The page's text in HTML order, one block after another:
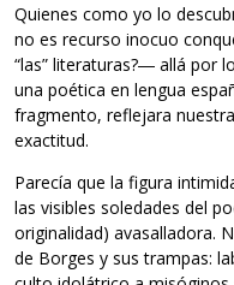
Quienes como yo lo
no es recurso inocuo
“las” literaturas?― allá por
una poética en lengua
fragmento, reflejara nuestra
exactitud.
Parecía que la figura
las visibles soledades del
originalidad) avasalladora.
de Borges y sus trampas: